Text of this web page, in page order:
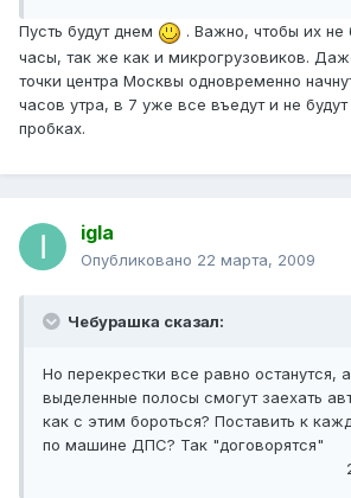
Пусть будут днем
. Важно, чтобы их
часы, так же как и микрогрузовиков.
точки центра Москвы одновременно
часов утра, в 7 уже все въедут и не будут
пробках.
igla
Опубликовано 22 марта, 2009
Чебурашка сказал:
Но перекрестки все равно останутся,
выделенные полосы смогут заехать
как с этим бороться? Поставить к
по машине ДПС? Так "договорятся"